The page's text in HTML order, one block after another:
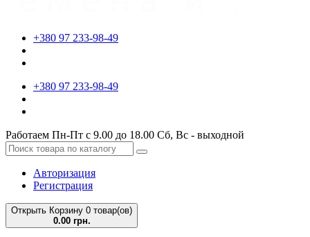
+380 97 233-98-49
+380 97 233-98-49
Работаем Пн-Пт с 9.00 до 18.00 Сб, Вс - выходной
Авторизация
Регистрация
Открыть Корзину 0 товар(ов)
0.00 грн.